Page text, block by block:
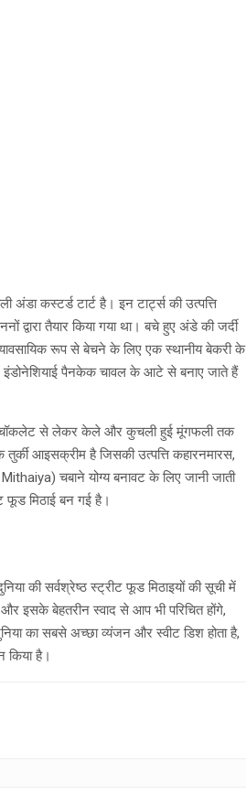
अंडा कस्टर्ड टार्ट है। इन टार्ट्स की उत्पत्ति
द्वारा तैयार किया गया था। बचे हुए अंडे की जर्दी
रूप से बेचने के लिए एक स्थानीय बेकरी के
इंडोनेशियाई पैनकेक चावल के आटे से बनाए जाते हैं
चॉकलेट से लेकर केले और कुचली हुई मूंगफली तक
तुर्की आइसक्रीम है जिसकी उत्पत्ति कहारनमारस,
चबाने योग्य बनावट के लिए जानी जाती
फूड मिठाई बन गई है।
की सर्वश्रेष्ठ स्ट्रीट फूड मिठाइयों की सूची में
इसके बेहतरीन स्वाद से आप भी परिचित होंगे,
का सबसे अच्छा व्यंजन और स्वीट डिश होता है,
किया है।